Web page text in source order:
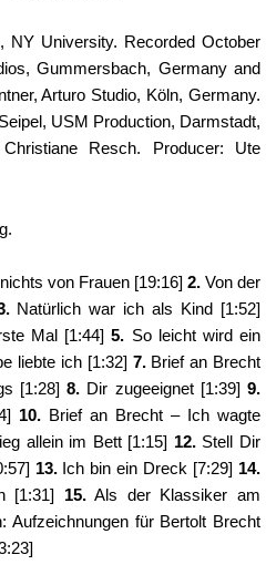
NY University. Recorded October
Gummersbach, Germany and
Arturo Studio, Köln, Germany.
USM Production, Darmstadt,
Resch. Producer: Ute
von Frauen [19:16] 2. Von der
Natürlich war ich als Kind [1:52]
Mal [1:44] 5. So leicht wird ein
liebte ich [1:32]7. Brief an Brecht
[1:28] 8. Dir zugeeignet [1:39]9.
10. Brief an Brecht – Ich wagte
allein im Bett [1:15] 12.Stell Dir
13.Ich bin ein Dreck [7:29] 14.
[1:31] 15.Als der Klassiker am
Aufzeichnungen für Bertolt Brecht